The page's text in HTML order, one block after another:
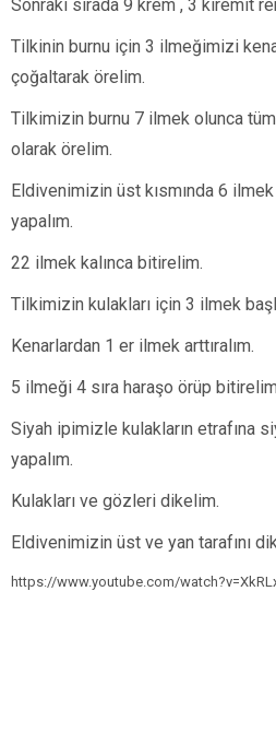
Sonraki sırada 9 krem , 3 kiremit
Tilkinin burnu için 3 ilmeğimizi
çoğaltarak örelim.
Tilkimizin burnu 7 ilmek olunca
olarak örelim.
Eldivenimizin üst kısmında 6
yapalım.
22 ilmek kalınca bitirelim.
Tilkimizin kulakları için 3 ilmek
Kenarlardan 1 er ilmek arttıralım.
5 ilmeği 4 sıra haraşo örüp
Siyah ipimizle kulakların etrafına
yapalım.
Kulakları ve gözleri dikelim.
Eldivenimizin üst ve yan tarafını
https://www.youtube.com/